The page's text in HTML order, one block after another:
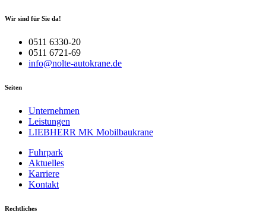
Wir sind für Sie da!
0511 6330-20
0511 6721-69
info@nolte-autokrane.de
Seiten
Unternehmen
Leistungen
LIEBHERR MK Mobilbaukrane
Fuhrpark
Aktuelles
Karriere
Kontakt
Rechtliches